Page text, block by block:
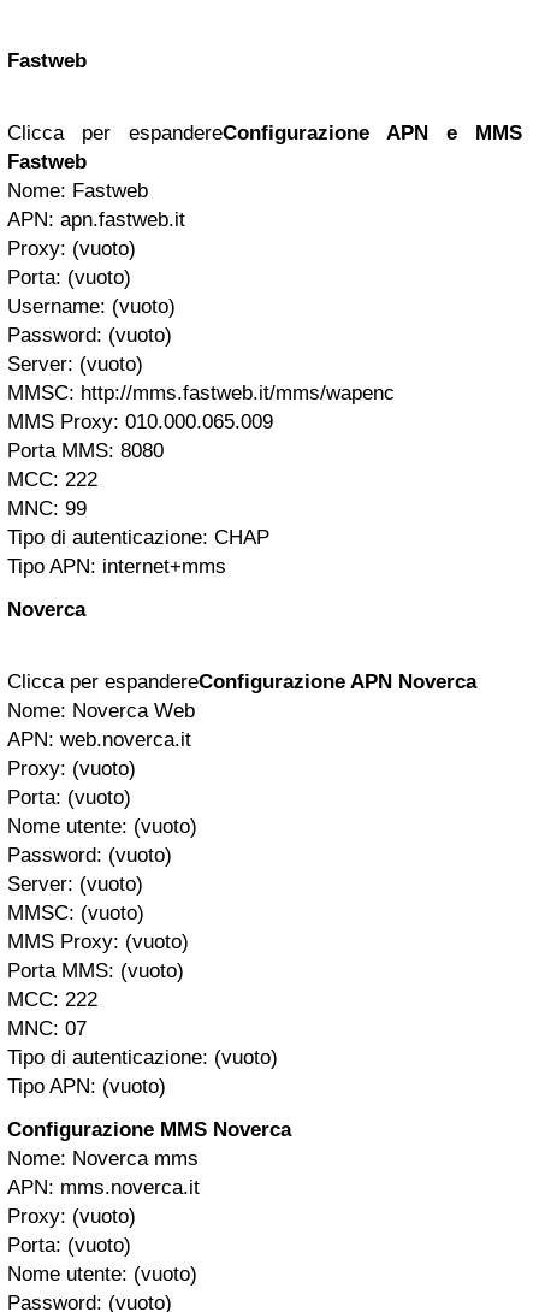
Fastweb
Clicca per espandereConfigurazione APN e MMS
Fastweb
Nome: Fastweb
APN: apn.fastweb.it
Proxy: (vuoto)
Porta: (vuoto)
Username: (vuoto)
Password: (vuoto)
Server: (vuoto)
MMSC: http://mms.fastweb.it/mms/wapenc
MMS Proxy: 010.000.065.009
Porta MMS: 8080
MCC: 222
MNC: 99
Tipo di autenticazione: CHAP
Tipo APN: internet+mms
Noverca
Clicca per espandereConfigurazione APN Noverca
Nome: Noverca Web
APN: web.noverca.it
Proxy: (vuoto)
Porta: (vuoto)
Nome utente: (vuoto)
Password: (vuoto)
Server: (vuoto)
MMSC: (vuoto)
MMS Proxy: (vuoto)
Porta MMS: (vuoto)
MCC: 222
MNC: 07
Tipo di autenticazione: (vuoto)
Tipo APN: (vuoto)
Configurazione MMS Noverca
Nome: Noverca mms
APN: mms.noverca.it
Proxy: (vuoto)
Porta: (vuoto)
Nome utente: (vuoto)
Password: (vuoto)